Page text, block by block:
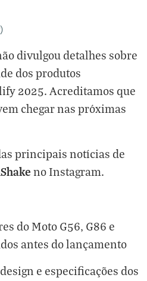
divulgou detalhes sobre
dos produtos
2025. Acreditamos que
chegar nas próximas
principais notícias de
no Instagram.
do Moto G56, G86 e
antes do lançamento
e especificações dos